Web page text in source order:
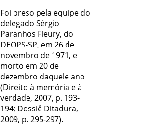
Foi preso pela equipe do
delegado Sérgio
Paranhos Fleury, do
DEOPS-SP, em 26 de
novembro de 1971, e
morto em 20 de
dezembro daquele ano
(Direito à memória e à
verdade, 2007, p. 193-
194; Dossiê Ditadura,
2009, p. 295-297).